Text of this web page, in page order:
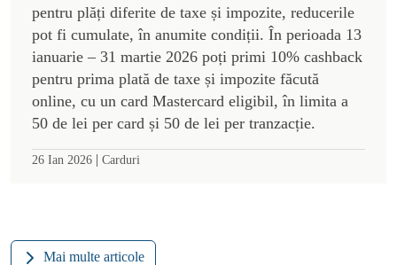
pentru plăți diferite de taxe și impozite, reducerile
pot fi cumulate, în anumite condiții. În perioada 13
ianuarie – 31 martie 2026 poți primi 10% cashback
pentru prima plată de taxe și impozite făcută
online, cu un card Mastercard eligibil, în limita a
50 de lei per card și 50 de lei per tranzacție.
26 Ian 2026 | Carduri
Mai multe articole